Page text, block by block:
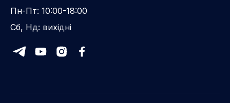
Пн-Пт: 10:00-18:00
Сб, Нд: вихідні